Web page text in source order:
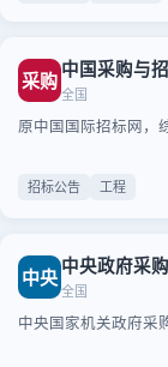
采购 中国采购与
全国
原中国国际招标网，
招标公告 工程
中央 中央政府采
全国
中央国家机关政府采